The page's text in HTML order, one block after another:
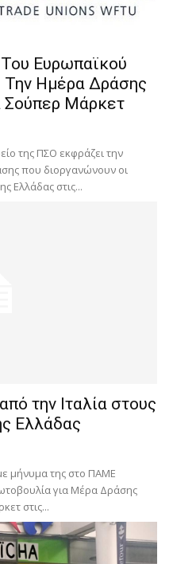
Ευρωπαϊκού
Ημέρα Δράσης
Σούπερ Μάρκετ
της ΠΣΟ εκφράζει την
που διοργανώνουν οι
Ελλάδας στις...
την Ιταλία στους
Ελλάδας
μήνυμα της στο ΠΑΜΕ
για Μέρα Δράσης
στις...